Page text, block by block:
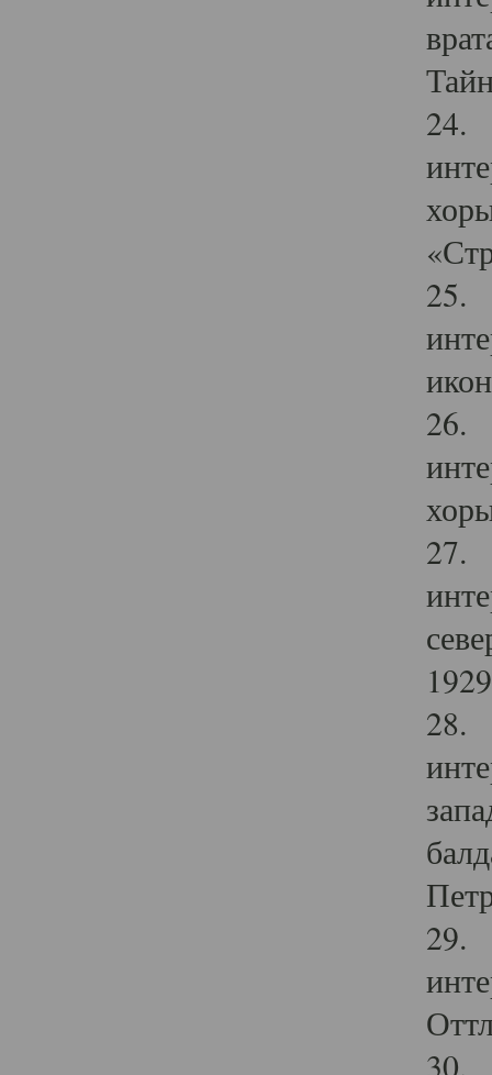
24.
25.
26.
27.
28.
29.
30.